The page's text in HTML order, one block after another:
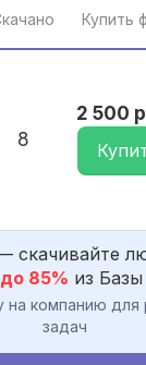
Купить
8
2 500
скачивайте
85% из
на компанию для
задач